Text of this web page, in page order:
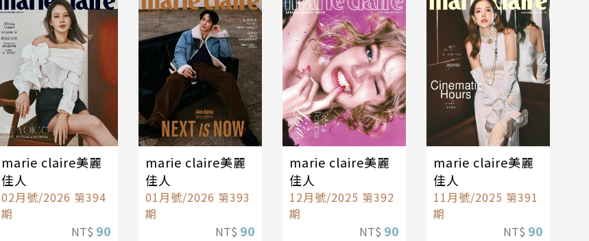
marie claire美麗
佳人
02月號/2026 第394
期
NT$ 90
marie claire美麗
佳人
01月號/2026 第393
期
NT$ 90
marie claire美麗
佳人
12月號/2025 第392
期
NT$ 90
marie claire美麗
佳人
11月號/2025 第391
期
NT$ 90